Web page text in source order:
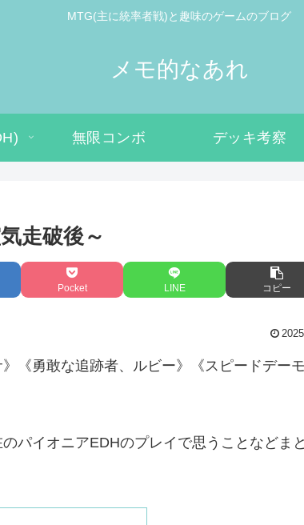
MTG(主に統率者戦)と趣味のゲームのブログ
メモ的なあれ
無限コンボ デッキ考察
走破後～
Pocket LINE コピー
《勇敢な追跡者、ルビー》《スピードデーモ
パイオニアEDHのプレイで思うことなどま